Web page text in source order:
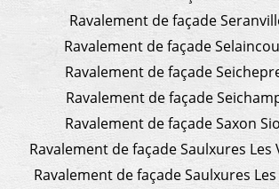
Ravalement de façade
Ravalement de façade
Ravalement de façade
Ravalement de façade
Ravalement de façade Saxon
Ravalement de façade Saulxures Les
Ravalement de façade Saulxures